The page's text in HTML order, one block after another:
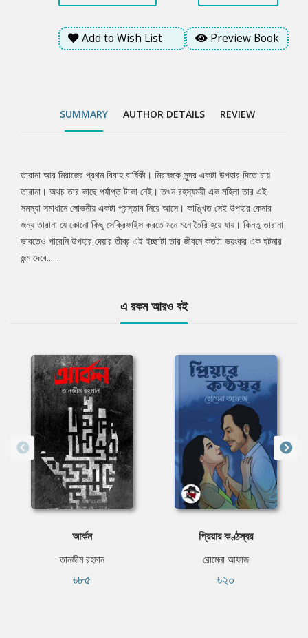
Add to Wish List Preview Book
SUMMARY AUTHOR DETAILS REVIEW
Tab
Article
তারানা আর মিরাজের প্রথম বিবাহ বার্ষিকী। মিরাজকে সুন্দর একটা উপহার দিতে চায়
তারানা। অথচ তার কাছে পর্যাপ্ত টাকা নেই। তখন রহস্যময়ী এক মহিলা তার এই
সমস্যা সমাধানে লোভনীয় একটা প্রস্তাব নিয়ে আসে। কাঙ্খিত সেই উপহার কেনার
জন্য তারানা যে কোনো কিছু সেক্রিফাইস করতে মনে মনে তৈরি হয়ে যায়। কিন্তু তারানা
ভাবতেও পারেনি উপহার দেয়ার তীব্র এই ইচ্ছাটা তার জীবনে কতটা ভয়ংকর এক ঘটনার
জন্ম দেবে......
এ রকম আরও বই
আর্কন
তানজীম রহমান
৳৮৫
প্রিয়ার কণ্ঠস্বর
রোমেনা আফাজ
৳২০